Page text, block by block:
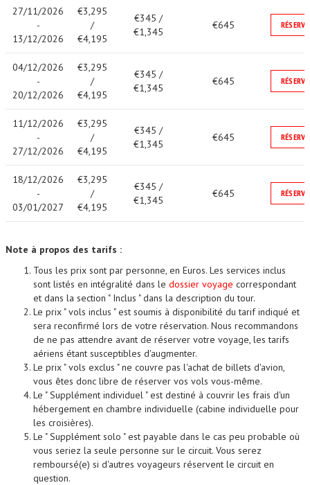
27/11/2026
-
13/12/2026
€3,295
/
€4,195
€345 /
€1,345
€645
04/12/2026
-
20/12/2026
€3,295
/
€4,195
€345 /
€1,345
€645
11/12/2026
-
27/12/2026
€3,295
/
€4,195
€345 /
€1,345
€645
18/12/2026
-
03/01/2027
€3,295
/
€4,195
€345 /
€1,345
€645
Note à propos des tarifs :
Tous les prix sont par personne, en Euros. Les services inclus
sont listés en intégralité dans le dossier voyage correspondant
et dans la section " Inclus " dans la description du tour.
Le prix " vols inclus " est soumis à disponibilité du tarif indiqué et
sera reconfirmé lors de votre réservation. Nous recommandons
de ne pas attendre avant de réserver votre voyage, les tarifs
aériens étant susceptibles d'augmenter.
Le prix " vols exclus " ne couvre pas l'achat de billets d'avion,
vous êtes donc libre de réserver vos vols vous-même.
Le " Supplément individuel " est destiné à couvrir les frais d'un
hébergement en chambre individuelle (cabine individuelle pour
les croisières).
Le " Supplément solo " est payable dans le cas peu probable où
vous seriez la seule personne sur le circuit. Vous serez
remboursé(e) si d'autres voyageurs réservent le circuit en
question.